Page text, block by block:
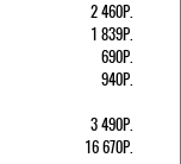
2 460Р.
1 839Р.
690Р.
940Р.
3 490Р.
16 670Р.